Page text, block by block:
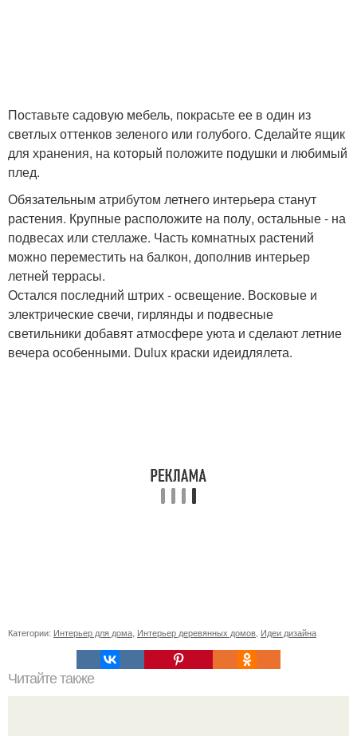
Поставьте садовую мебель, покрасьте ее в один из
светлых оттенков зеленого или голубого. Сделайте ящик
для хранения, на который положите подушки и любимый
плед.
Обязательным атрибутом летнего интерьера станут
растения. Крупные расположите на полу, остальные - на
подвесах или стеллаже. Часть комнатных растений
можно переместить на балкон, дополнив интерьер
летней террасы.
Остался последний штрих - освещение. Восковые и
электрические свечи, гирлянды и подвесные
светильники добавят атмосфере уюта и сделают летние
вечера особенными. Dulux краски идеидлялета.
Категории: Интерьер для дома Интерьер деревянных домов Идеи дизайна
Читайте также